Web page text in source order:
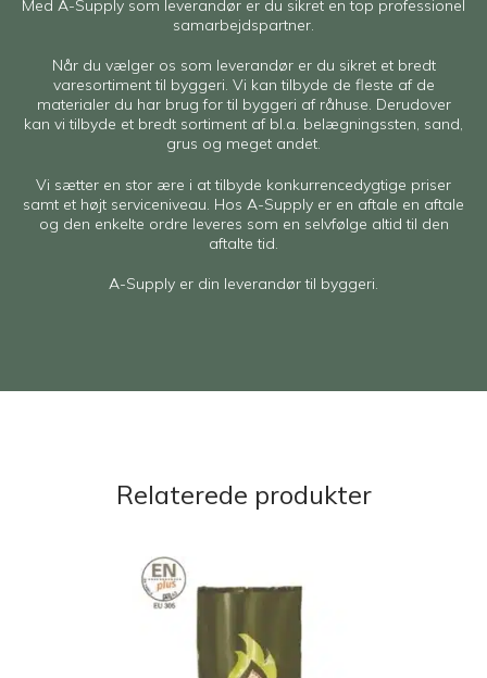
Med A-Supply som leverandør er du sikret en top professionel
samarbejdspartner.
Når du vælger os som leverandør er du sikret et bredt
varesortiment til byggeri. Vi kan tilbyde de fleste af de
materialer du har brug for til byggeri af råhuse. Derudover
kan vi tilbyde et bredt sortiment af bl.a. belægningssten, sand,
grus og meget andet.
Vi sætter en stor ære i at tilbyde konkurrencedygtige priser
samt et højt serviceniveau. Hos A-Supply er en aftale en aftale
og den enkelte ordre leveres som en selvfølge altid til den
aftalte tid.
A-Supply er din leverandør til byggeri.
Relaterede produkter